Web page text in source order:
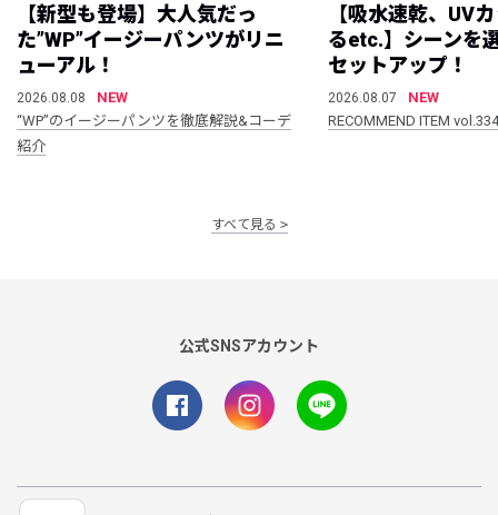
【新型も登場】大人気だっ
た”WP”イージーパンツがリニ
ューアル！
2026.08.08
NEW
“WP”のイージーパンツを徹底解説&コーデ
紹介
【吸水速乾、UV
るetc.】シーンを
セットアップ！
2026.08.07
NEW
RECOMMEND ITEM vol.334
すべて見る
公式SNSアカウント